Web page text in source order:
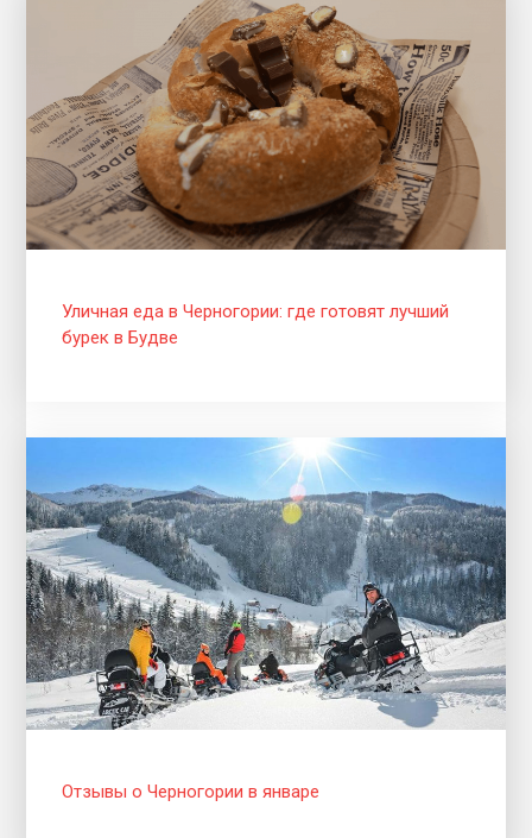
Уличная еда в Черногории: где готовят лучший
бурек в Будве
Отзывы о Черногории в январе